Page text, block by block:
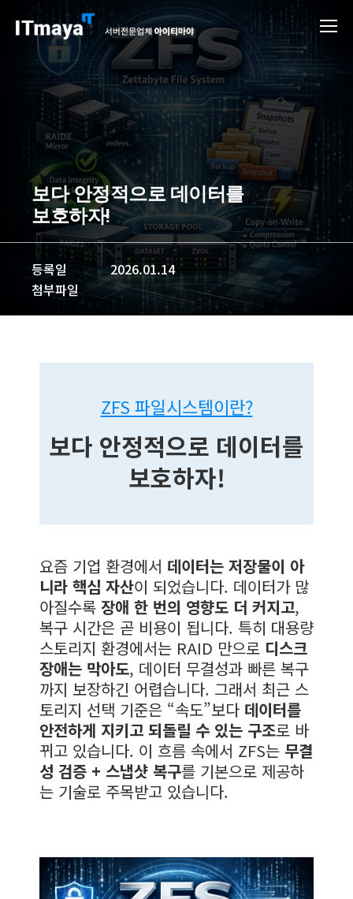
보다 안정적으로 데이터를
보호하자!
등록일
2026.01.14
첨부파일
ZFS 파일시스템이란?
보다 안정적으로 데이터를
보호하자!
요즘 기업 환경에서 데이터는 저장물이 아
니라 핵심 자산이 되었습니다. 데이터가 많
아질수록 장애 한 번의 영향도 더 커지고,
복구 시간은 곧 비용이 됩니다. 특히 대용량
스토리지 환경에서는 RAID 만으로 디스크
장애는 막아도, 데이터 무결성과 빠른 복구
까지 보장하긴 어렵습니다. 그래서 최근 스
토리지 선택 기준은 “속도”보다 데이터를
안전하게 지키고 되돌릴 수 있는 구조로 바
뀌고 있습니다. 이 흐름 속에서 ZFS는 무결
성 검증 + 스냅샷 복구를 기본으로 제공하
는 기술로 주목받고 있습니다.